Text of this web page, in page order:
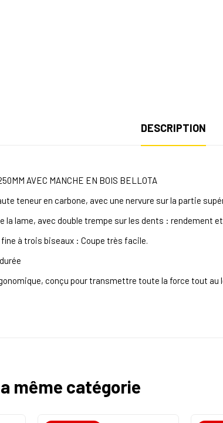
DESCRIPTION
AVEC MANCHE EN BOIS BELLOTA
teneur en carbone, avec une nervure sur la partie
la lame, avec double trempe sur les dents : rendement
à trois biseaux : Coupe très facile.
conçu pour transmettre toute la force tout au
même catégorie